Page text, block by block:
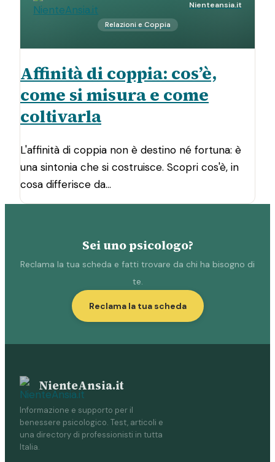
Nienteansia.it
Relazioni e Coppia
Affinità di coppia: cos’è,
come si misura e come
coltivarla
L'affinità di coppia non è destino né fortuna: è
una sintonia che si costruisce. Scopri cos'è, in
cosa differisce da…
Sei uno psicologo?
Reclama la tua scheda e fatti trovare da chi ha bisogno di
te.
Reclama la tua scheda
NienteAnsia.it
Informazione e supporto per il
benessere psicologico. Test, articoli e
una directory di professionisti in tutta
Italia.